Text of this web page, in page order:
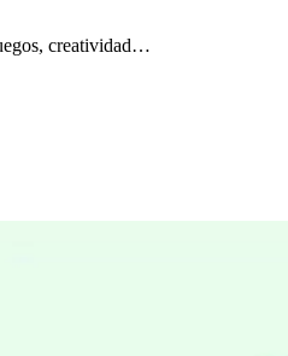
creatividad…